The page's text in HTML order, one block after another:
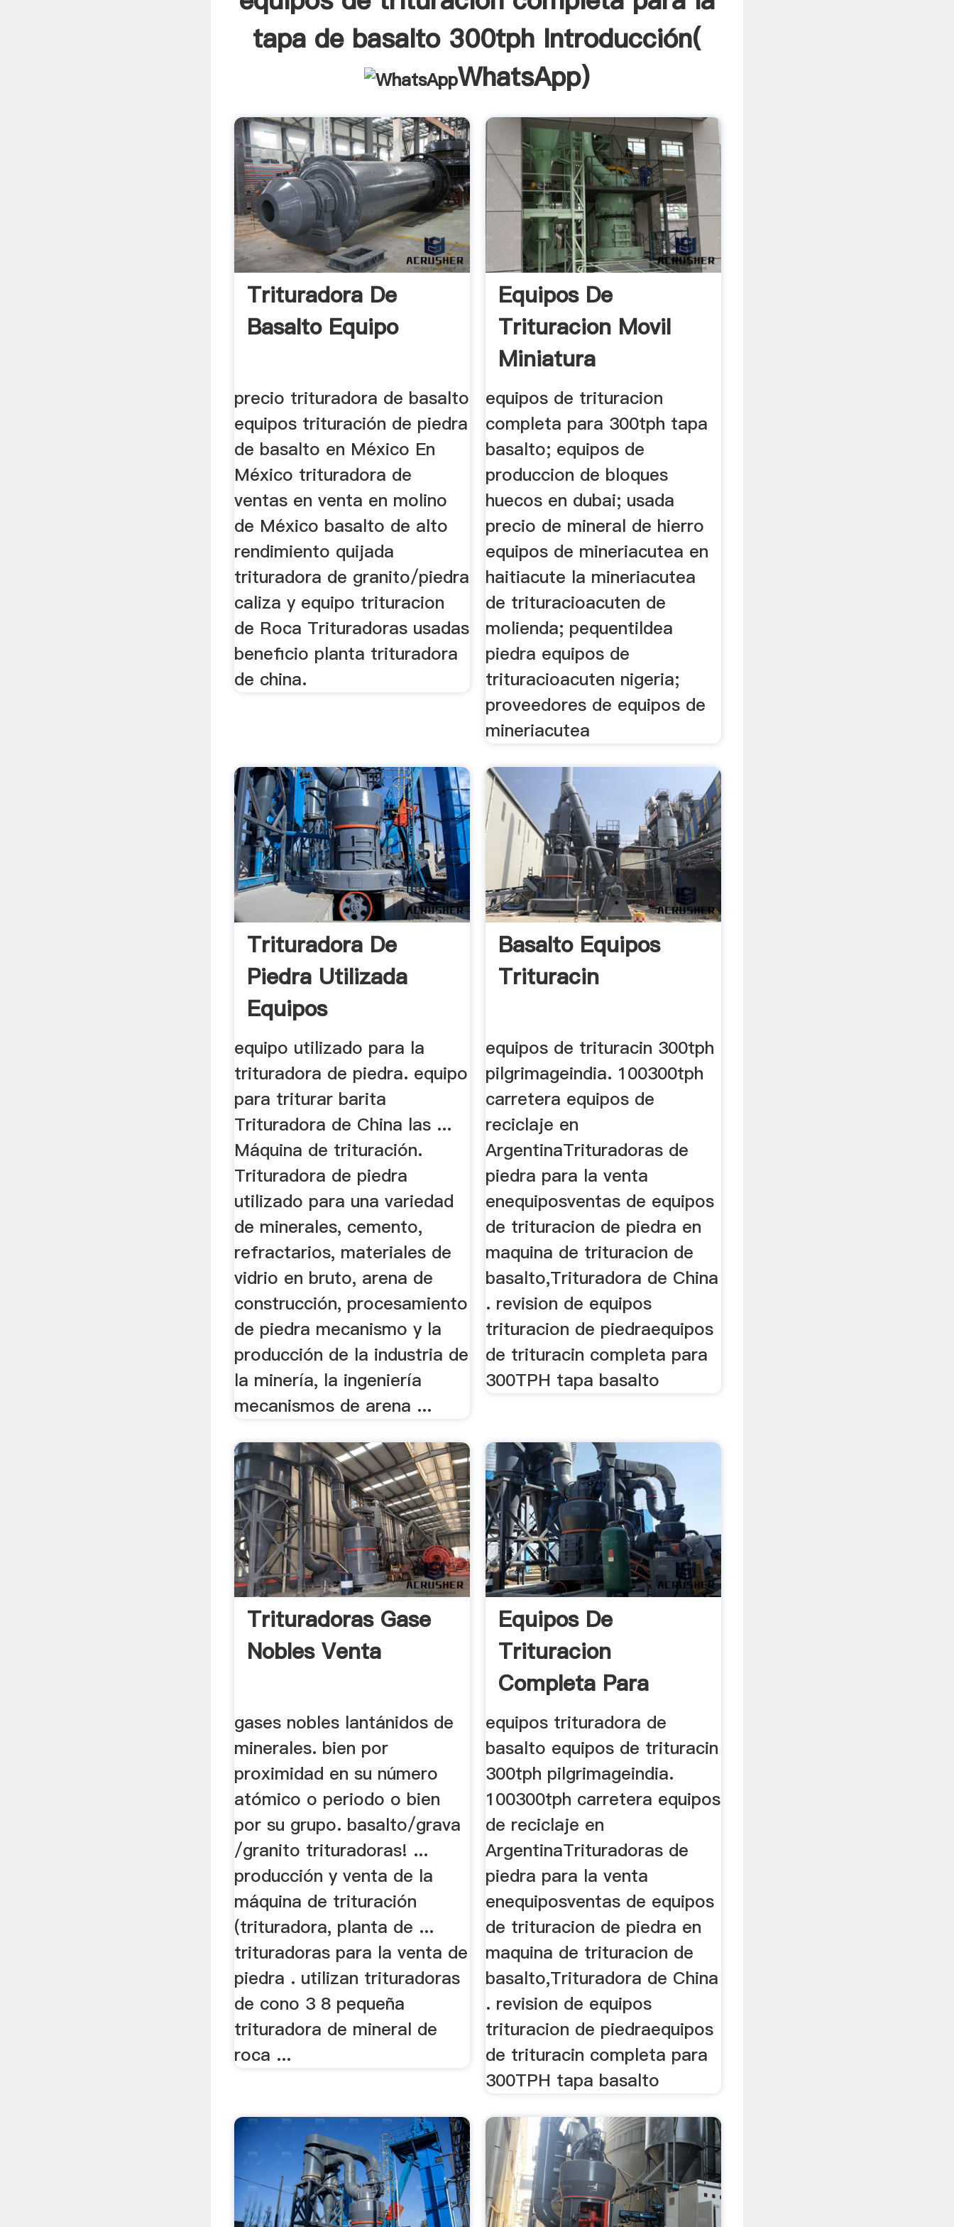
tapa de basalto 300tph Introducción(
WhatsApp)
Trituradora De
Basalto Equipo
precio trituradora de basalto
equipos trituración de piedra
de basalto en México En
México trituradora de
ventas en venta en molino
de México basalto de alto
rendimiento quijada
trituradora de granito/piedra
caliza y equipo trituracion
de Roca Trituradoras usadas
beneficio planta trituradora
de china.
Equipos De
Trituracion Movil
Miniatura
equipos de trituracion
completa para 300tph tapa
basalto; equipos de
produccion de bloques
huecos en dubai; usada
precio de mineral de hierro
equipos de mineriacutea en
haitiacute la mineriacutea
de trituracioacuten de
molienda; pequentildea
piedra equipos de
trituracioacuten nigeria;
proveedores de equipos de
mineriacutea
Trituradora De
Piedra Utilizada
Equipos
equipo utilizado para la
trituradora de piedra. equipo
para triturar barita
Trituradora de China las ...
Máquina de trituración.
Trituradora de piedra
utilizado para una variedad
de minerales, cemento,
refractarios, materiales de
vidrio en bruto, arena de
construcción, procesamiento
de piedra mecanismo y la
producción de la industria de
la minería, la ingeniería
mecanismos de arena ...
Basalto Equipos
Trituracin
equipos de trituracin 300tph
pilgrimageindia. 100300tph
carretera equipos de
reciclaje en
ArgentinaTrituradoras de
piedra para la venta
enequiposventas de equipos
de trituracion de piedra en
maquina de trituracion de
basalto,Trituradora de China
. revision de equipos
trituracion de piedraequipos
de trituracin completa para
300TPH tapa basalto
Trituradoras Gase
Nobles Venta
gases nobles lantánidos de
minerales. bien por
proximidad en su número
atómico o periodo o bien
por su grupo. basalto/grava
/granito trituradoras! ...
producción y venta de la
máquina de trituración
(trituradora, planta de ...
trituradoras para la venta de
piedra . utilizan trituradoras
de cono 3 8 pequeña
trituradora de mineral de
roca ...
Equipos De
Trituracion
Completa Para
300tph Tapa
Basalto
equipos trituradora de
basalto equipos de trituracin
300tph pilgrimageindia.
100300tph carretera equipos
de reciclaje en
ArgentinaTrituradoras de
piedra para la venta
enequiposventas de equipos
de trituracion de piedra en
maquina de trituracion de
basalto,Trituradora de China
. revision de equipos
trituracion de piedraequipos
de trituracin completa para
300TPH tapa basalto